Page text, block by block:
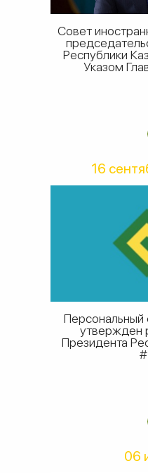
Совет
Республики
Указом
16
Персональный
утвержден
Президента
06